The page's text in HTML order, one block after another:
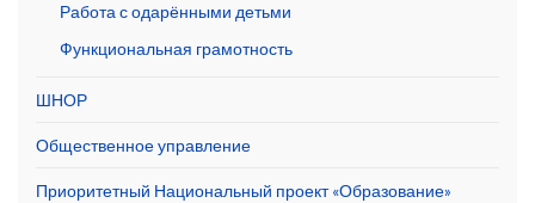
Работа с одарёнными детьми
Функциональная грамотность
ШНОР
Общественное управление
Приоритетный Национальный проект «Образование»